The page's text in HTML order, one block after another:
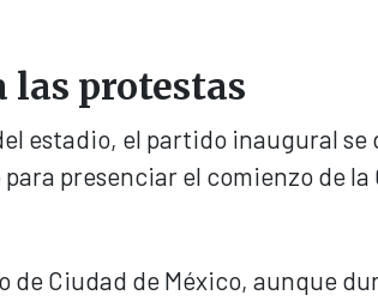
las protestas
estadio, el partido inaugural se
presenciar el comienzo de la
de Ciudad de México, aunque